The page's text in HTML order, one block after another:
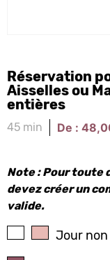
Réservation
Aisselles ou
entières
45 min De :
Note : Pour toute
devez créer un
valide.
Jour non